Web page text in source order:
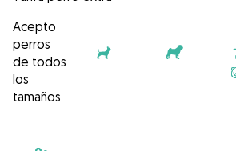
Acepto
perros
de todos
los
tamaños